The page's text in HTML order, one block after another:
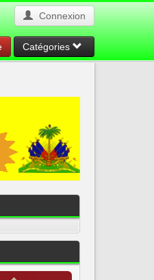
Connexion
Catégories